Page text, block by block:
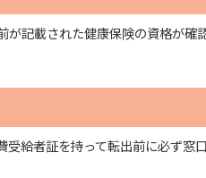
が記載された健康保険の資格が確
給者証を持って転出前に必ず窓